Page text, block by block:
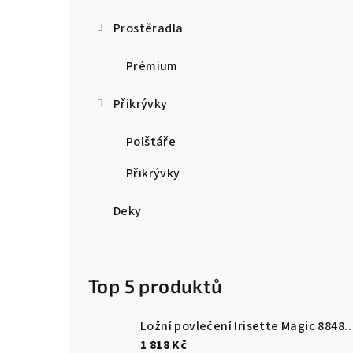
Prostěradla
Prémium
Přikrývky
Polštáře
Přikrývky
Deky
Top 5 produktů
Ložní povlečení
1 818 Kč